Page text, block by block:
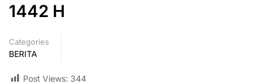
1442 H
Categories
BERITA
Post Views: 344